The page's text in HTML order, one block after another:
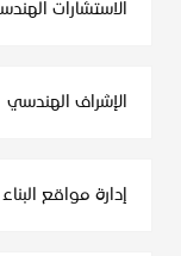
الاستشارات
الإشراف الهندسي
إدارة مواقع البناء